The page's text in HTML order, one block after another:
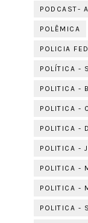
PODCAST-
POLÊMICA
POLICIA
POLÍTICA -
POLITICA -
POLITICA -
POLITICA -
POLITICA -
POLITICA -
POLITICA -
POLITICA -